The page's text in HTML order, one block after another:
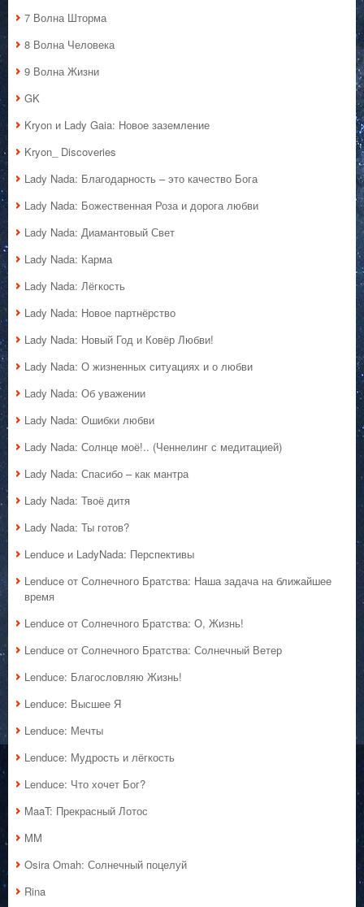
7 Волна Шторма
8 Волна Человека
9 Волна Жизни
GK
Kryon и Lady Gaia: Новое заземление
Kryon_ Discoveries
Lady Nada: Благодарность – это качество Бога
Lady Nada: Божественная Роза и дорога любви
Lady Nada: Диамантовый Свет
Lady Nada: Карма
Lady Nada: Лёгкость
Lady Nada: Новое партнёрство
Lady Nada: Новый Год и Ковёр Любви!
Lady Nada: О жизненных ситуациях и о любви
Lady Nada: Об уважении
Lady Nada: Ошибки любви
Lady Nada: Солнце моё!.. (Ченнелинг с медитацией)
Lady Nada: Спасибо – как мантра
Lady Nada: Твоё дитя
Lady Nada: Ты готов?
Lenduce и LadyNada: Перспективы
Lenduce от Солнечного Братства: Наша задача на ближайшее
время
Lenduce от Солнечного Братства: О, Жизнь!
Lenduce от Солнечного Братства: Солнечный Ветер
Lenduce: Благословляю Жизнь!
Lenduce: Высшее Я
Lenduce: Мечты
Lenduce: Мудрость и лёгкость
Lenduce: Что хочет Бог?
MaaT: Прекрасный Лотос
MM
Osira Omah: Солнечный поцелуй
Rina